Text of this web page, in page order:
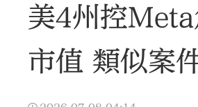
美4州控
市值 類似案